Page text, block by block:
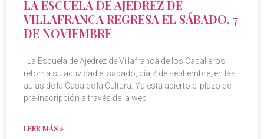
LA ESCUELA DE AJEDREZ DE
VILLAFRANCA REGRESA EL SÁBADO, 7
DE NOVIEMBRE
La Escuela de Ajedrez de Villafranca de los Caballeros
retoma su actividad el sábado, día 7 de septiembre, en las
aulas de la Casa de la Cultura. Ya está abierto el plazo de
pre-inscripción a través de la web
LEER MÁS »